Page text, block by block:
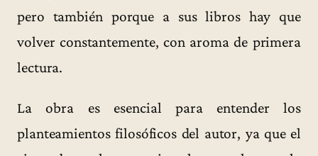
pero también porque a sus libros hay que
volver constantemente, con aroma de primera
lectura.
La obra es esencial para entender los
planteamientos filosóficos del autor, ya que el